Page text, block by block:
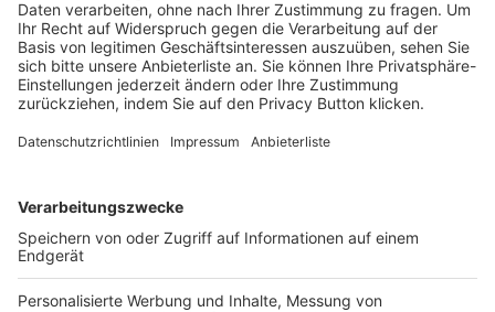
Trainerbörse
Login SpielPlus
FOLGE DEM BFV
TOP-VEREINE